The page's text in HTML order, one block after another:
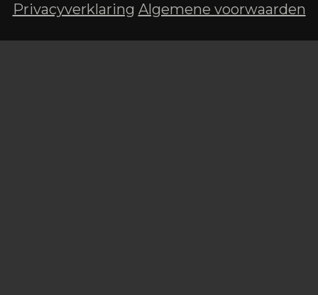
Privacyverklaring Algemene voorwaarden